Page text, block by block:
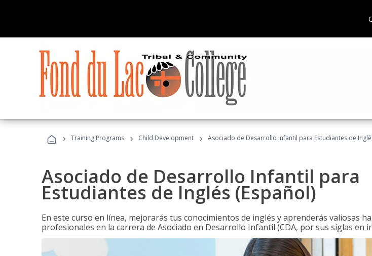
› Training Programs › Child Development › Asociado de Desarrollo Infantil para Estudiantes de
Asociado de Desarrollo Infantil para
Estudiantes de Inglés (Español)
En este curso en línea, mejorarás tus conocimientos de inglés y aprenderás valiosas
profesionales en la carrera de Asociado en Desarrollo Infantil (CDA, por sus siglas en